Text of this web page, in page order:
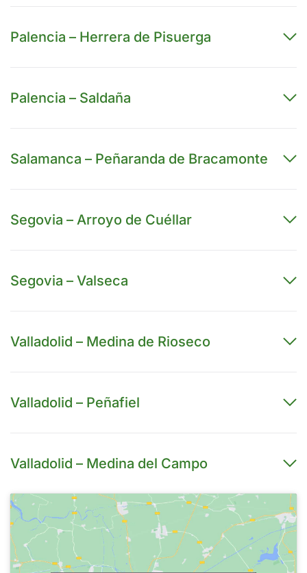
Palencia – Herrera de Pisuerga
Palencia – Saldaña
Salamanca – Peñaranda de Bracamonte
Segovia – Arroyo de Cuéllar
Segovia – Valseca
Valladolid – Medina de Rioseco
Valladolid – Peñafiel
Valladolid – Medina del Campo